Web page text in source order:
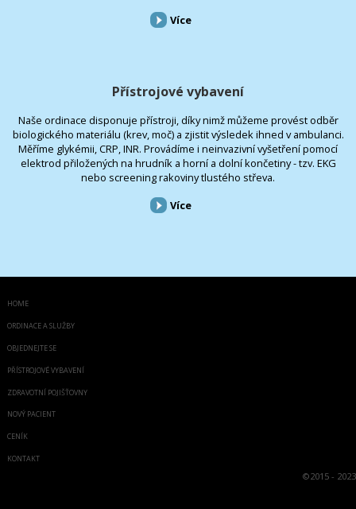
Více
Přístrojové vybavení
Naše ordinace disponuje přístroji, díky nimž můžeme provést odběr
biologického materiálu (krev, moč) a zjistit výsledek ihned v ambulanci.
Měříme glykémii, CRP, INR. Provádíme i neinvazivní vyšetření pomocí
elektrod přiložených na hrudník a horní a dolní končetiny - tzv. EKG
nebo screening rakoviny tlustého střeva.
Více
HOME
ORDINACE A SLUŽBY
OBJEDNEJTE SE
PŘÍSTROJOVÉ VYBAVENÍ
ZDRAVOTNÍ POJIŠŤOVNY
NOVÝ PACIENT
CENÍK
KONTAKT
©2015 - 2023